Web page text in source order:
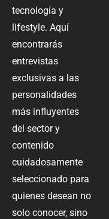
tecnología y
lifestyle. Aquí
encontrarás
entrevistas
exclusivas a las
personalidades
más influyentes
del sector y
contenido
cuidadosamente
seleccionado para
quienes desean no
solo conocer, sino